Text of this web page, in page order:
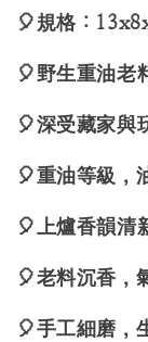
🎈規格：
🎈野生重油老
🎈深受藏家與
🎈重油等級，
🎈上爐香韻清
🎈老料沉香，
🎈手工細磨，